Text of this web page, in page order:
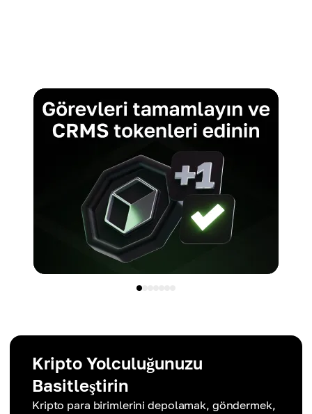
Kripto Yolculuğunuzu
Basitleştirin
Kripto para birimlerini depolamak, göndermek,